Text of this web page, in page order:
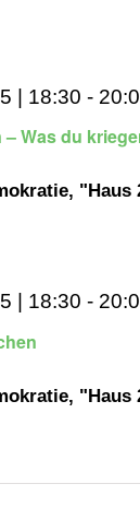
Was du
| 18:30 -
"Haus
| 18:30 -
"Haus